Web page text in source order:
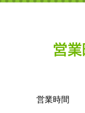
営業
営業時間